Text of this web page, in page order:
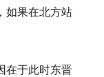
如果在北方站
在于此时东晋